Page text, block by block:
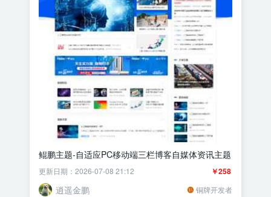
鲲鹏主题-自适应PC移动端三栏博客自媒体资讯主题
￥258
更新日期：2026-07-08 21:12
逍遥金鹏 铜牌开发者